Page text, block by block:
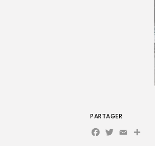
PARTAGER
Facebook
Twitter
Email